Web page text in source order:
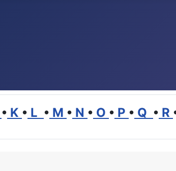
• K • L • M • N • O • P • Q • R